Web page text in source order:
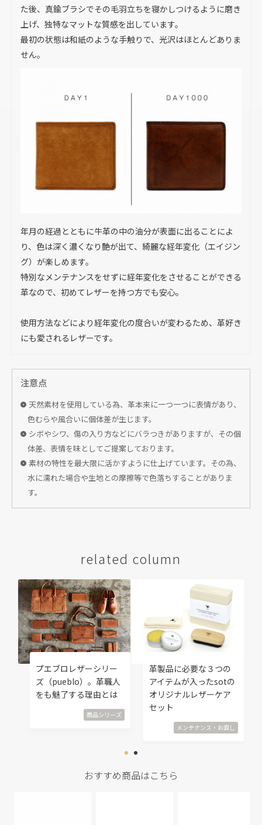
た後、真鍮ブラシでその毛羽立ちを寝かしつけるように磨き
上げ、独特なマットな質感を出しています。
最初の状態は和紙のような手触りで、光沢はほとんどありま
せん。
年月の経過とともに牛革の中の油分が表面に出ることによ
り、色は深く濃くなり艶が出て、綺麗な経年変化（エイジン
グ）が楽しめます。
特別なメンテナンスをせずに経年変化をさせることができる
革なので、初めてレザーを持つ方でも安心。
使用方法などにより経年変化の度合いが変わるため、革好き
にも愛されるレザーです。
注意点
天然素材を使用している為、革本来に一つ一つに表情があり、
色むらや風合いに個体差が生じます。
シボやシワ、傷の入り方などにバラつきがありますが、その個
体差、表情を味としてご提案しております。
素材の特性を最大限に活かすように仕上げています。その為、
水に濡れた場合や生地との摩擦等で色落ちすることがありま
す。
related column
プエブロレザーシリー
ズ（pueblo）。革職人
をも魅了する理由とは
商品シリーズ
革製品に必要な３つの
アイテムが入ったsotの
オリジナルレザーケア
セット
メンテナンス・お直し
おすすめ商品はこちら